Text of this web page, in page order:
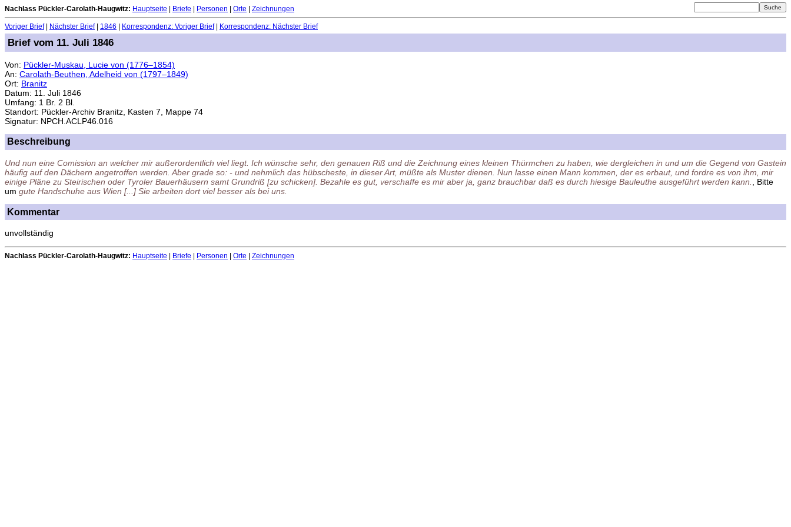
Nachlass Pückler-Carolath-Haugwitz: Hauptseite Briefe Personen Orte Zeichnungen
Voriger Brief| Nächster Brief| 1846 Korrespondenz: Voriger Brief| Korrespondenz: Nächster Brief
Brief vom 11. Juli 1846
Von: Pückler-Muskau, Lucie von (1776–1854)
An: Carolath-Beuthen, Adelheid von (1797–1849)
Ort: Branitz
Datum: 11. Juli 1846
Umfang: 1 Br. 2 Bl.
Standort: Pückler-Archiv Branitz, Kasten 7, Mappe 74
Signatur: NPCH.ACLP46.016
Beschreibung
Und nun eine Comission an welcher mir außerordentlich viel liegt. Ich wünsche sehr, den genauen Riß und die Zeichnung eines kleinen Thürmchen zu haben, wie dergleichen in und um die Gegend von Gastein
häufig auf den Dächern angetroffen werden. Aber grade so: - und nehmlich das hübscheste, in dieser Art, müßte als Muster dienen. Nun lasse einen Mann kommen, der es erbaut, und fordre es von ihm, mir
einige Pläne zu Steirischen oder Tyroler Bauerhäusern samt Grundriß [zu schicken]. Bezahle es gut, verschaffe es mir aber ja, ganz brauchbar daß es durch hiesige Bauleuthe ausgeführt werden kann.
, Bitte
um gute Handschuhe aus Wien [...] Sie arbeiten dort viel besser als bei uns.
Kommentar
unvollständig
Nachlass Pückler-Carolath-Haugwitz: Hauptseite | Briefe | Personen | Orte | Zeichnungen